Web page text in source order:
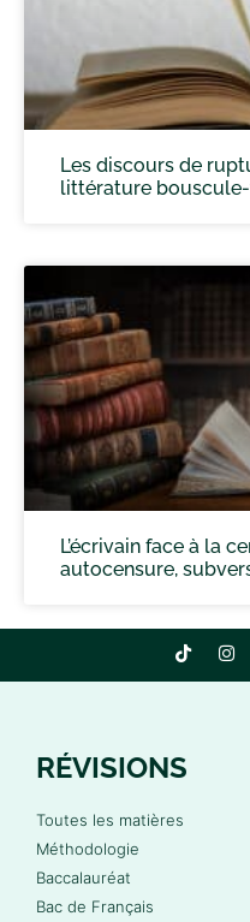
Les discours de
littérature
L’écrivain face à la
autocensure,
RÉVISIONS
Toutes les matières
Méthodologie
Baccalauréat
Bac de Français